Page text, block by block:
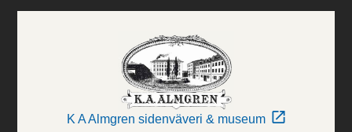
K A Almgren sidenväveri & museum